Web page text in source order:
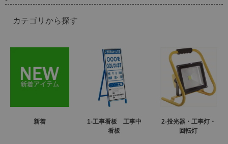
カテゴリから探す
新着
1-工事看板 工事中
看板
2-投光器・工事灯・
回転灯